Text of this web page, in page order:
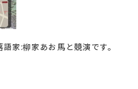
家:柳家あお馬と競演です。